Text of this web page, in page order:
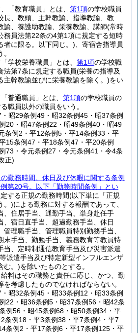
「教育職員」とは、 第1項の学校職員
長、教頭、主幹教諭、指導教諭、教
諭、養護助教諭、栄養教諭、講師(常時
務員法第22条の4第1項に規定する短時
者に限る。以下同じ。) 、寄宿舎指導員
学校栄養職員」とは、 第1項の学校職
法第7条に規定する職員(栄養の指導及
主幹教諭並びに栄養教諭を除く。)をい
普通職員」とは、 第1項の学校職員の
職員以外の職員をいう。
昭29条例49・昭32条例45・昭37条例
20・昭47条例22・昭49条例40・昭49
条例2・平12条例5・平14条例33・平
15条例47・平18条例47・平20条例
73・令元条例27・令元条例41・令4条
正)
勤務時間、休日及び休暇に関する条例
第20号。以下「勤務時間条例」とい
する正規の勤務時間(以下単に「正規
。)による勤務に対する報酬であって、
、住居手当、通勤手当、単身赴任手
、宿日直手当、超過勤務手当、休日
理職手当、管理職員特別勤務手当、
末手当、勤勉手当、義務教育等教員特
当、定時制通信教育手当及び災害派遣
派遣手当及び特定新型インフルエンザ
む。)を除いたものとする。
料はその職務と責任に応じ、かつ、勤
考慮したものでなければならない。
昭32条例45・昭33条例12・昭33条例
22・昭36条例5・昭37条例56・昭42条
例56・昭45条例68・昭50条例34・平
条例18・平3条例38・平7条例4・平7
条例2・平17条例6・平17条例125・平